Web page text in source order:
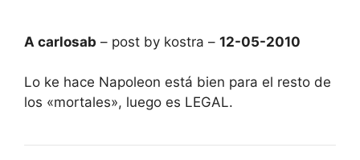
A carlosab – post by kostra – 12-05-2010
Lo ke hace Napoleon está bien para el resto de
los «mortales», luego es LEGAL.